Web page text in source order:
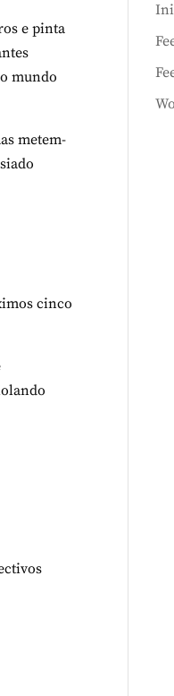
e pinta
mundo
metem-
cinco